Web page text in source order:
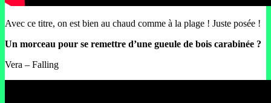
Avec ce titre, on est bien au chaud comme à la plage ! Juste posée !
Un morceau pour se remettre d’une gueule de bois carabinée ?
Vera – Falling